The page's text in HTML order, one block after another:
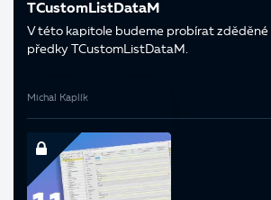
TCustomListDataM
V této kapitole budeme probírat
předky TCustomListDataM.
Michal Kaplík